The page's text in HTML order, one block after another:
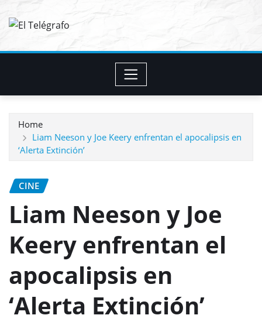
Home
Liam Neeson y Joe Keery enfrentan el apocalipsis en
‘Alerta Extinción’
CINE
Liam Neeson y Joe
Keery enfrentan el
apocalipsis en
‘Alerta Extinción’